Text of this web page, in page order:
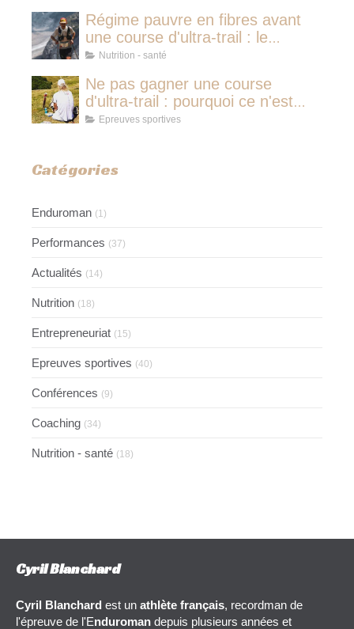
Régime pauvre en fibres avant
une course d'ultra-trail : le
protocole nutritionnel des
Nutrition - santé
Ne pas gagner une course
d'ultra-trail : pourquoi ce n'est
jamais avoir couru pour rien
Epreuves sportives
Catégories
Enduroman (1)
Performances (37)
Actualités (14)
Nutrition (18)
Entrepreneuriat (15)
Epreuves sportives (40)
Conférences (9)
Coaching (34)
Nutrition - santé (18)
Cyril Blanchard
Cyril Blanchard est un athlète français, recordman de
l'épreuve de l'Enduroman depuis plusieurs années et